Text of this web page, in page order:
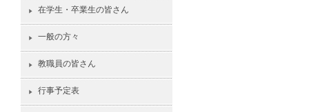
在学生・卒業生の皆さん
一般の方々
教職員の皆さん
行事予定表